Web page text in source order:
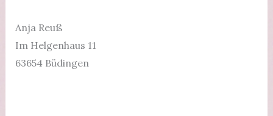
Anja Reuß
Im Helgenhaus 11
63654 Büdingen